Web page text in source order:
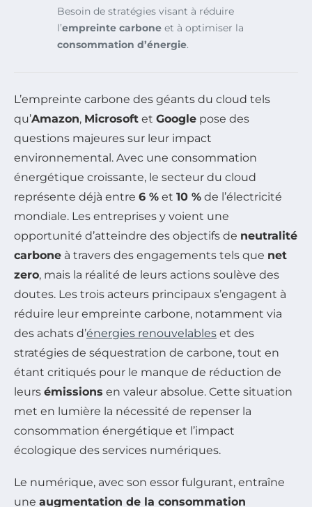
Besoin de stratégies visant à réduire
l’empreinte carbone et à optimiser la
consommation d’énergie.
L’empreinte carbone des géants du cloud tels
qu’Amazon, Microsoft et Google pose des
questions majeures sur leur impact
environnemental. Avec une consommation
énergétique croissante, le secteur du cloud
représente déjà entre 6 % et 10 % de l’électricité
mondiale. Les entreprises y voient une
opportunité d’atteindre des objectifs de neutralité
carbone à travers des engagements tels que net
zero, mais la réalité de leurs actions soulève des
doutes. Les trois acteurs principaux s’engagent à
réduire leur empreinte carbone, notamment via
des achats d’énergies renouvelables et des
stratégies de séquestration de carbone, tout en
étant critiqués pour le manque de réduction de
leurs émissions en valeur absolue. Cette situation
met en lumière la nécessité de repenser la
consommation énergétique et l’impact
écologique des services numériques.
Le numérique, avec son essor fulgurant, entraîne
une augmentation de la consommation